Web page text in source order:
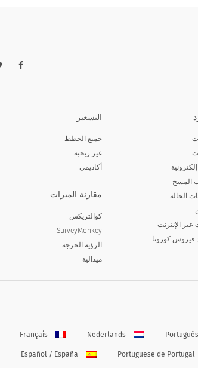
المسح
الحالة
عبر الإنترنت
فيروس كورونا
التسعير
جميع الخطط
غير ربحية
أكاديمي
مقارنة الميزات
كوالتريكس
SurveyMonkey
الرؤية الحرجة
ميدالية
Português
Nederlands
Français
Portuguese de Portugal
Español / España